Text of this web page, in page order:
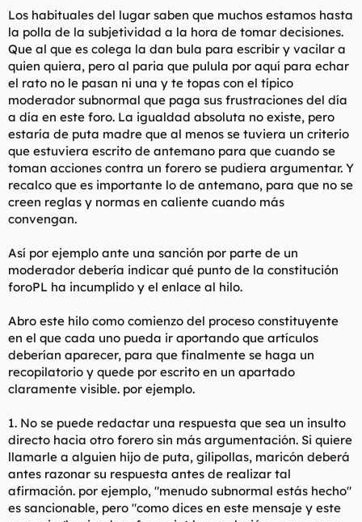
e
m
a
Los habituales del lugar saben que muchos estamos hasta
la polla de la subjetividad a la hora de tomar decisiones.
Que al que es colega la dan bula para escribir y vacilar a
quien quiera, pero al paria que pulula por aquí para echar
el rato no le pasan ni una y te topas con el típico
moderador subnormal que paga sus frustraciones del día
a día en este foro. La igualdad absoluta no existe, pero
estaría de puta madre que al menos se tuviera un criterio
que estuviera escrito de antemano para que cuando se
toman acciones contra un forero se pudiera argumentar. Y
recalco que es importante lo de antemano, para que no se
creen reglas y normas en caliente cuando más
convengan.
Así por ejemplo ante una sanción por parte de un
moderador debería indicar qué punto de la constitución
foroPL ha incumplido y el enlace al hilo.
Abro este hilo como comienzo del proceso constituyente
en el que cada uno pueda ir aportando que artículos
deberían aparecer, para que finalmente se haga un
recopilatorio y quede por escrito en un apartado
claramente visible. por ejemplo.
1. No se puede redactar una respuesta que sea un insulto
directo hacia otro forero sin más argumentación. Si quiere
llamarle a alguien hijo de puta, gilipollas, maricón deberá
antes razonar su respuesta antes de realizar tal
afirmación. por ejemplo, "menudo subnormal estás hecho"
es sancionable, pero "como dices en este mensaje y este